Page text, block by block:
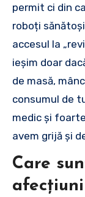
permit ci din
roboți
accesul la
ieșim doar
de masă,
consumul de
medic și
avem grijă și
Care